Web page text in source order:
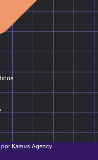
Kamus Agency